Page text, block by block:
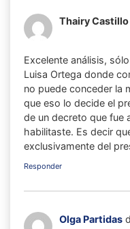
Thairy Castillo
Excelente análisis,
Luisa Ortega donde
no puede conceder la
que eso lo decide el
de un decreto que fue
habilitaste. Es decir
exclusivamente del
Responder
Olga Partidas